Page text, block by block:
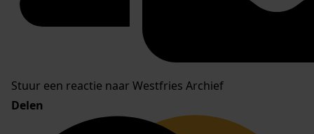
Stuur een reactie naar Westfries Archief
Delen